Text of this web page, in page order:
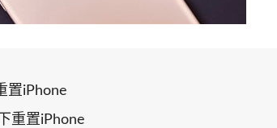
置iPhone
重置iPhone